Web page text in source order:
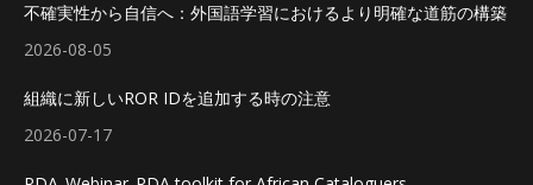
不確実性から自信へ：外国語学習におけるより明確な道筋の構築
2026-08-05
組織に新しいROR IDを追加する時の注意
2026-07-17